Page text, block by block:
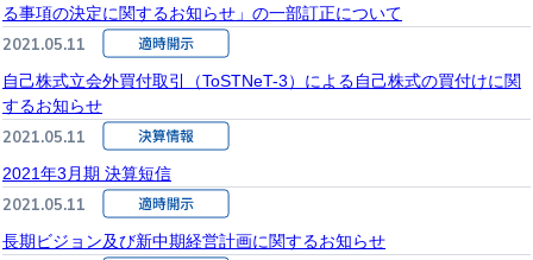
る事項の決定に関するお知らせ」の一部訂正について
2021.05.11
自己株式立会外買付取引（ToSTNeT-3）による自己株式の買付けに関
するお知らせ
2021.05.11
2021年3月期 決算短信
2021.05.11
長期ビジョン及び新中期経営計画に関するお知らせ